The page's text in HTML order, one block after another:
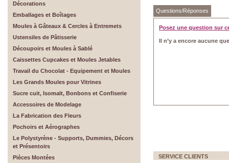
Décorations
Emballages et Boîtages
Moules à Gâteaux & Cercles à Entremets
Ustensiles de Pâtisserie
Découpoirs et Moules à Sablé
Caissettes Cupcakes et Moules Jetables
Travail du Chocolat - Equipement et Moules
Les Grands Moules pour Vitrines
Sucre cuit, Isomalt, Bonbons et Confiserie
Accessoires de Modelage
La Fabrication des Fleurs
Pochoirs et Aérographes
Le Polystyrène - Supports, Dummies, Décors
et Présentoirs
Pièces Montées
Questions/Réponses
Posez une question sur
Il n’y a encore aucune
SERVICE CLIENTS